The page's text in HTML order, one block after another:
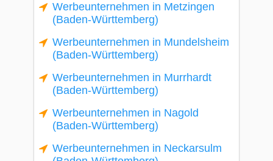
Werbeunternehmen in Metzingen
(Baden-Württemberg)
Werbeunternehmen in Mundelsheim
(Baden-Württemberg)
Werbeunternehmen in Murrhardt
(Baden-Württemberg)
Werbeunternehmen in Nagold
(Baden-Württemberg)
Werbeunternehmen in Neckarsulm